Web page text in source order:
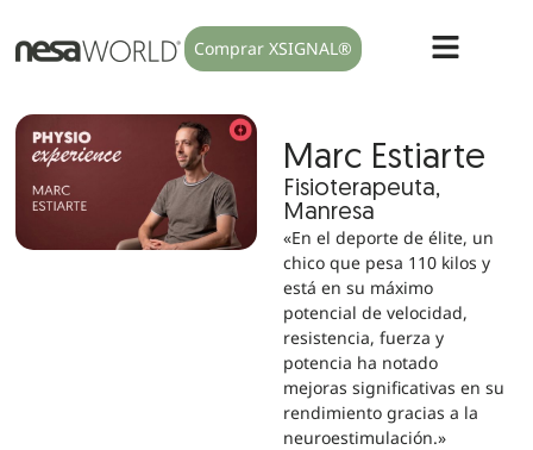
Comprar XSIGNAL®
Marc Estiarte
Fisioterapeuta,
Manresa
«En el deporte de élite, un
chico que pesa 110 kilos y
está en su máximo
potencial de velocidad,
resistencia, fuerza y
potencia ha notado
mejoras significativas en su
rendimiento gracias a la
neuroestimulación.»